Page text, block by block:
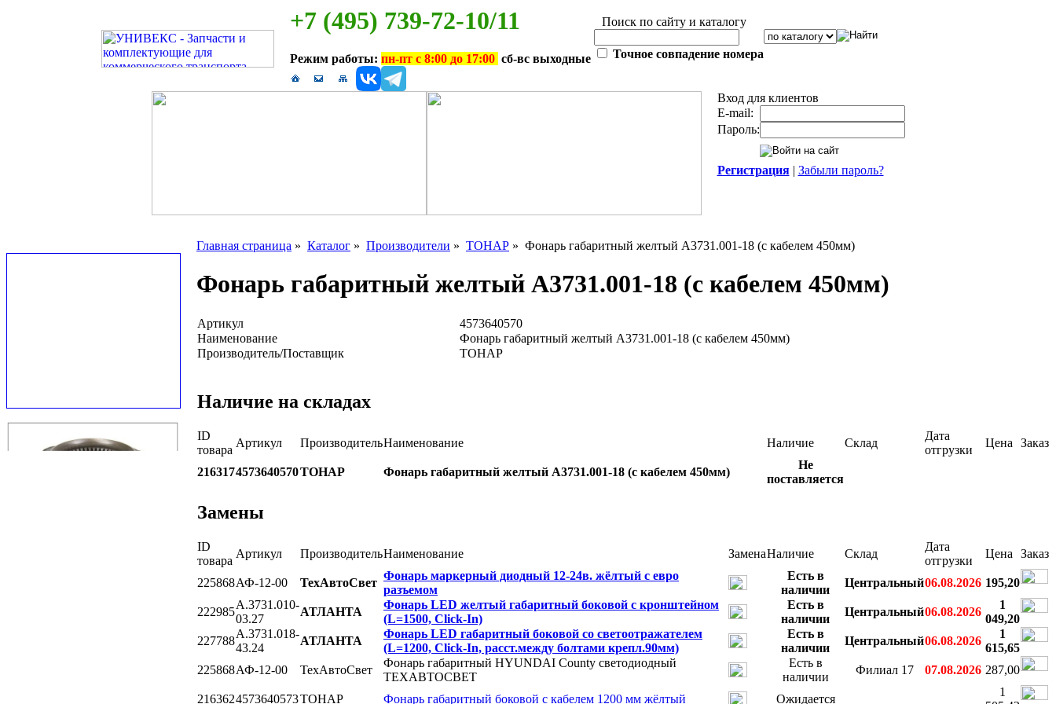
+7 (495) 739-72-10/11
Режим работы: пн-пт с 8:00 до 17:00 сб-вс выходные
Поиск по сайту и каталогу
Точное совпадение номера
Вход для клиентов
E-mail:
Пароль:
Регистрация| Забыли пароль?
Главная страница » Каталог » Производители » ТОНАР » Фонарь габаритный желтый А3731.001-18 (с кабелем 450мм)
Фонарь габаритный желтый А3731.001-18 (с кабелем 450мм)
Артикул
4573640570
Наименование
Фонарь габаритный желтый А3731.001-18 (с кабелем 450мм)
Производитель/Поставщик
ТОНАР
Наличие на складах
ID
товара
Артикул ПроизводительНаименование Наличие Склад
Дата
отгрузки
Цена Заказ
2163174573640570ТОНАР Фонарь габаритный желтый А3731.001-18 (с кабелем 450мм)
Не
поставляется
Замены
ID
товара
Артикул ПроизводительНаименование ЗаменаНаличие Склад
Дата
отгрузки
Цена Заказ
225868АФ-12-00 ТехАвтоСвет
Фонарь маркерный диодный 12-24в. жёлтый с евро
разъемом
Есть в
наличии
Центральный06.08.2026 195,20
222985
A.3731.010-
03.27
АТЛАНТА
Фонарь LED желтый габаритный боковой с кронштейном
(L=1500, Click-In)
Есть в
наличии
Центральный06.08.2026
1
049,20
227788
A.3731.018-
43.24
АТЛАНТА
Фонарь LED габаритный боковой со светоотражателем
(L=1200, Click-In, расст.между болтами крепл.90мм)
Есть в
наличии
Центральный06.08.2026
1
615,65
225868АФ-12-00 ТехАвтоСвет
Фонарь габаритный HYUNDAI County светодиодный
ТЕХАВТОСВЕТ
Есть в
наличии
Филиал 17 07.08.2026 287,00
2163624573640573ТОНАР Фонарь габаритный боковой с кабелем 1200 мм жёлтый Ожидается
1